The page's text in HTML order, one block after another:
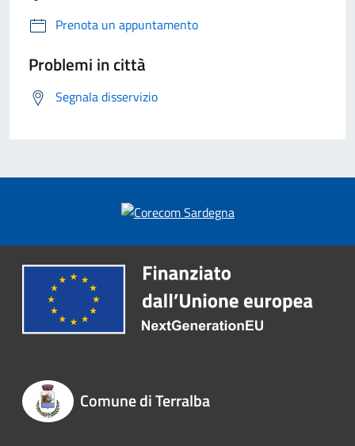
Prenota un appuntamento
Problemi in città
Segnala disservizio
Comune di Terralba